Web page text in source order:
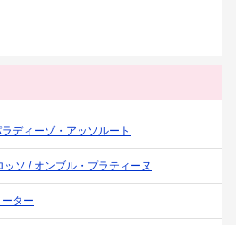
ディーゾ・アッソルート
ソ / オンブル・プラティーヌ
ター